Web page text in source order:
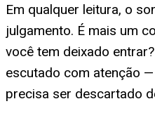
Em qualquer leitura, o
julgamento. É mais um
você tem deixado
escutado com atenção
precisa ser descartado